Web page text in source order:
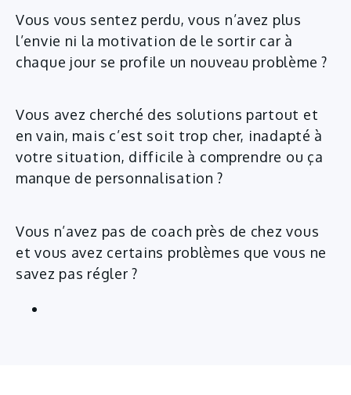
Vous vous sentez perdu, vous n’avez plus
l’envie ni la motivation de le sortir car à
chaque jour se profile un nouveau problème ?
Vous avez cherché des solutions partout et
en vain, mais c’est soit trop cher, inadapté à
votre situation, difficile à comprendre ou ça
manque de personnalisation ?
Vous n’avez pas de coach près de chez vous
et vous avez certains problèmes que vous ne
savez pas régler ?